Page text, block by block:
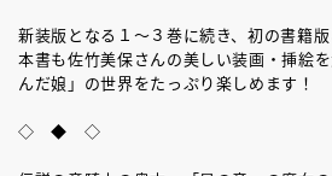
新装版となる１～３巻に続き、初の書籍版
本書も佐竹美保さんの美しい装画・挿絵
んだ娘」の世界をたっぷり楽しめます！
◇ ◆ ◇